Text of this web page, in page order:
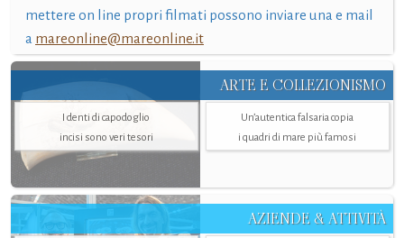
mettere on line propri filmati possono inviare una e mail
a mareonline@mareonline.it
ARTE E COLLEZIONISMO
I denti di capodoglio
incisi sono veri tesori
Un’autentica falsaria copia
i quadri di mare più famosi
AZIENDE & ATTIVITÀ